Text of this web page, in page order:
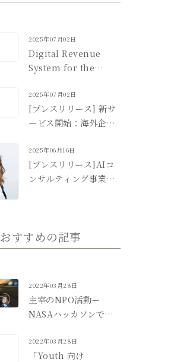
2025年07月02日
Digital Revenue
System for the
2025年07月02日
[プレスリリース] 新サ
ービス開始：海外企業
タル収益化支援
2025年06月16日
[プレスリリース]AIコ
ンサルティング事業日
おすすめの記事
2022年03月28日
主宰のNPO活動ー
NASAハッカソンで世
2022年03月28日
「Youth 向け